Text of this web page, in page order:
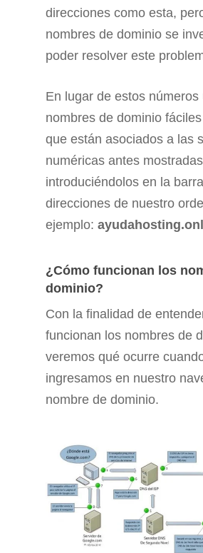
direcciones como esta,
nombres de dominio se
poder resolver este
En lugar de estos números
nombres de dominio
que están asociados a las
numéricas antes
introduciéndolos en la
direcciones de nuestro
ejemplo:
¿Cómo funcionan los
dominio?
Con la finalidad de
funcionan los nombres de
veremos qué ocurre
ingresamos en nuestro
nombre de dominio.